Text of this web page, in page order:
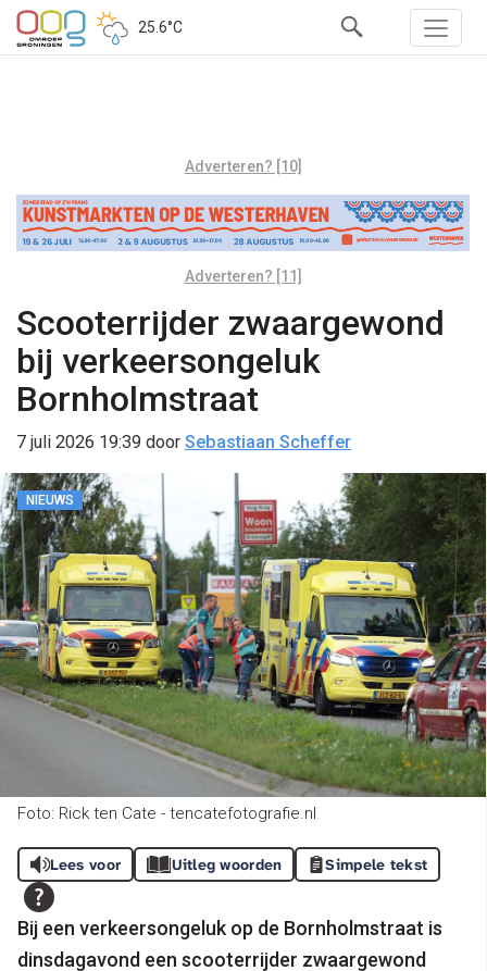
25.6°C
Adverteren? [10]
Adverteren? [11]
Scooterrijder zwaargewond
bij verkeersongeluk
Bornholmstraat
7 juli 2026 19:39 door Sebastiaan Scheffer
NIEUWS
Foto: Rick ten Cate - tencatefotografie.nl
Lees voor Uitleg woorden Simpele tekst
Bij een verkeersongeluk op de Bornholmstraat is
dinsdagavond een scooterrijder zwaargewond